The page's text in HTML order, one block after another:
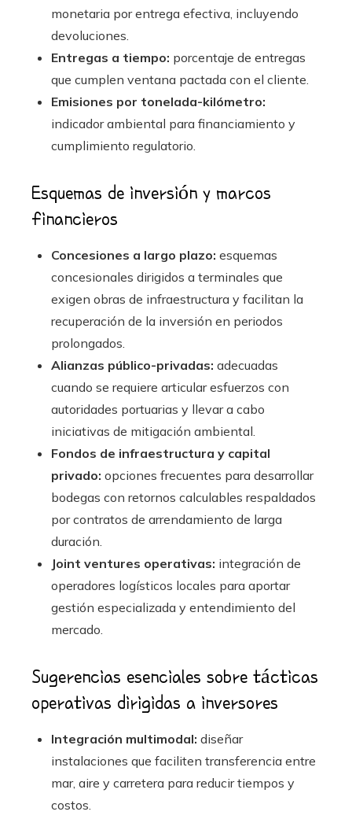
monetaria por entrega efectiva, incluyendo
devoluciones.
Entregas a tiempo: porcentaje de entregas
que cumplen ventana pactada con el cliente.
Emisiones por tonelada-kilómetro:
indicador ambiental para financiamiento y
cumplimiento regulatorio.
Esquemas de inversión y marcos
financieros
Concesiones a largo plazo: esquemas
concesionales dirigidos a terminales que
exigen obras de infraestructura y facilitan la
recuperación de la inversión en periodos
prolongados.
Alianzas público-privadas: adecuadas
cuando se requiere articular esfuerzos con
autoridades portuarias y llevar a cabo
iniciativas de mitigación ambiental.
Fondos de infraestructura y capital
privado: opciones frecuentes para desarrollar
bodegas con retornos calculables respaldados
por contratos de arrendamiento de larga
duración.
Joint ventures operativas: integración de
operadores logísticos locales para aportar
gestión especializada y entendimiento del
mercado.
Sugerencias esenciales sobre tácticas
operativas dirigidas a inversores
Integración multimodal: diseñar
instalaciones que faciliten transferencia entre
mar, aire y carretera para reducir tiempos y
costos.